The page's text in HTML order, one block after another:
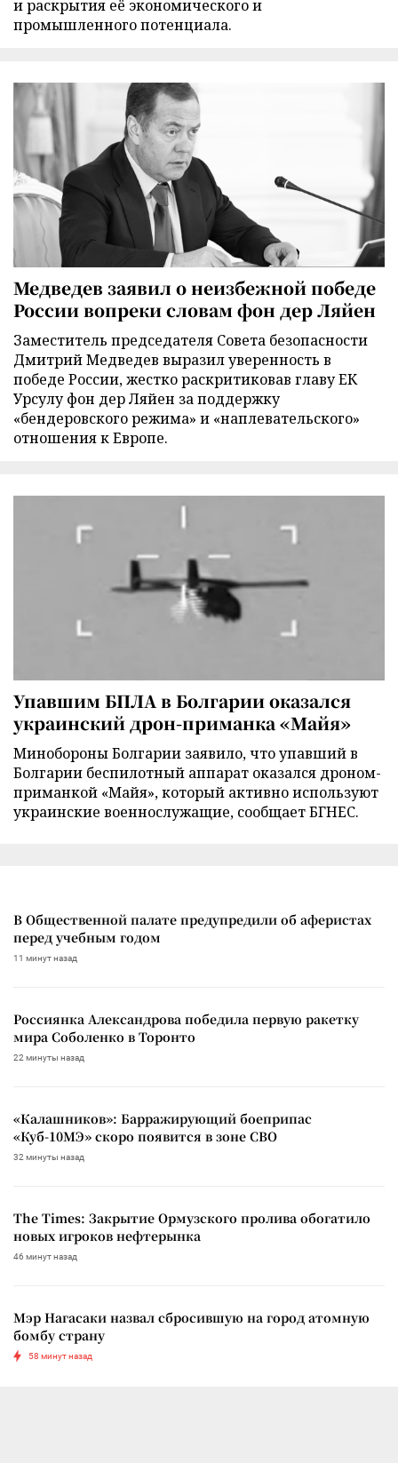
и раскрытия её экономического и
промышленного потенциала.
Медведев заявил о неизбежной победе
России вопреки словам фон дер Ляйен
Заместитель председателя Совета безопасности
Дмитрий Медведев выразил уверенность в
победе России, жестко раскритиковав главу ЕК
Урсулу фон дер Ляйен за поддержку
«бендеровского режима» и «наплевательского»
отношения к Европе.
Упавшим БПЛА в Болгарии оказался
украинский дрон-приманка «Майя»
Минобороны Болгарии заявило, что упавший в
Болгарии беспилотный аппарат оказался дроном-
приманкой «Майя», который активно используют
украинские военнослужащие, сообщает БГНЕС.
В Общественной палате предупредили об аферистах
перед учебным годом
11 минут назад
Россиянка Александрова победила первую ракетку
мира Соболенко в Торонто
22 минуты назад
«Калашников»: Барражирующий боеприпас
«Куб-10МЭ» скоро появится в зоне СВО
32 минуты назад
The Times: Закрытие Ормузского пролива обогатило
новых игроков нефтерынка
46 минут назад
Мэр Нагасаки назвал сбросившую на город атомную
бомбу страну
58 минут назад